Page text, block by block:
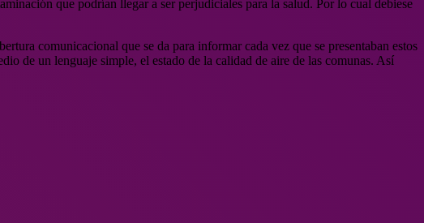
que podrían llegar a ser perjudiciales para la salud. Por lo cual debiese
comunicacional que se da para informar cada vez que se presentaban estos
de un lenguaje simple, el estado de la calidad de aire de las comunas. Así